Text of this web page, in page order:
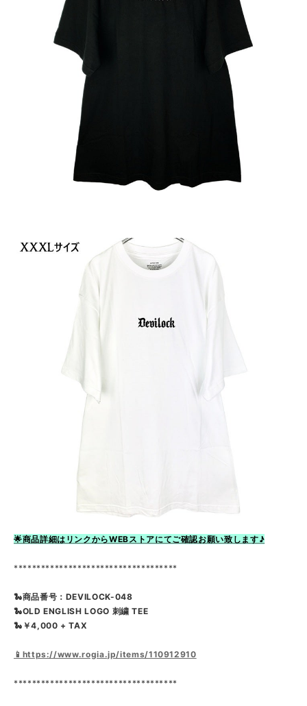
🌟商品詳細はリンクからWEBストアにてご確認お願い致します♪
************************************
🐍商品番号：DEVILOCK-048
🐍OLD ENGLISH LOGO 刺繍 TEE
🐍￥4,000 + TAX
📱https://www.rogia.jp/items/110912910
************************************